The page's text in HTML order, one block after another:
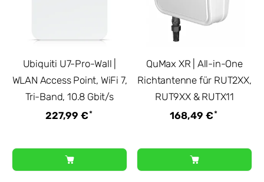
Ubiquiti U7-Pro-Wall |
WLAN Access Point, WiFi 7,
Tri-Band, 10.8 Gbit/s
227,99 €*
QuMax XR | All-in-One
Richtantenne für RUT2XX,
RUT9XX & RUTX11
168,49 €*